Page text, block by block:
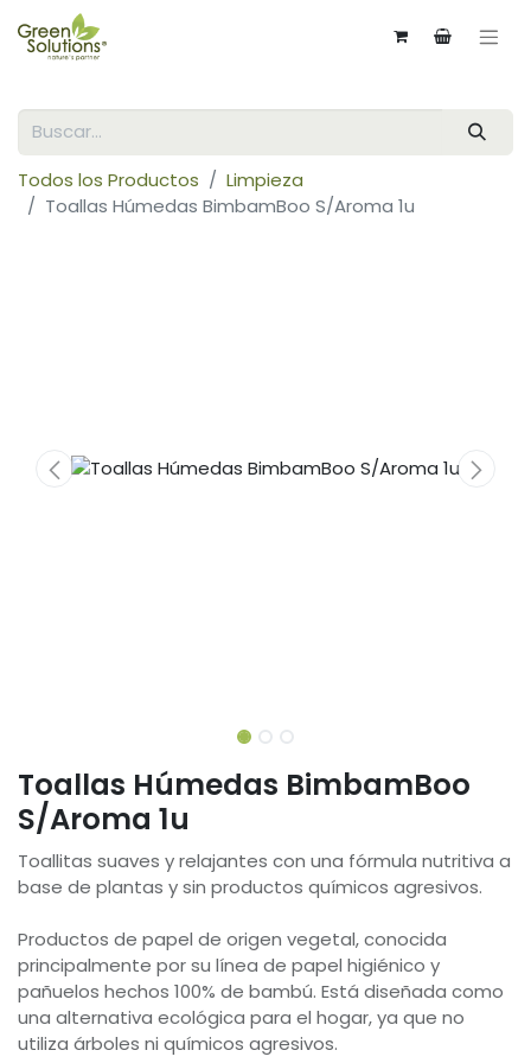
Todos los Productos
Limpieza
Toallas Húmedas BimbamBoo S/Aroma 1u
Toallas Húmedas BimbamBoo
S/Aroma 1u
Toallitas suaves y relajantes con una fórmula nutritiva a
base de plantas y sin productos químicos agresivos.
Productos de papel de origen vegetal, conocida
principalmente por su línea de papel higiénico y
pañuelos hechos 100% de bambú. Está diseñada como
una alternativa ecológica para el hogar, ya que no
utiliza árboles ni químicos agresivos.